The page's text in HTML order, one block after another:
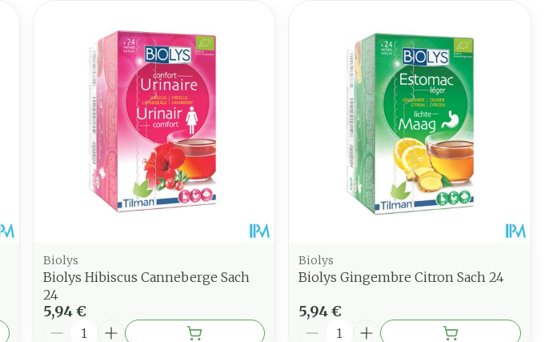
Biolys
Biolys Hibiscus Canneberge Sach
24
5,94 €
Quantité
Biolys
Biolys Gingembre Citron Sach 24
5,94 €
Quantité